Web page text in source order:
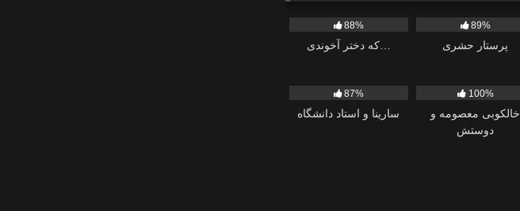
88%
که دختر آخوندی…
89%
پرستار حشری
87%
سارینا و استاد دانشگاه
100%
خالکوبی معصومه و
دوستش